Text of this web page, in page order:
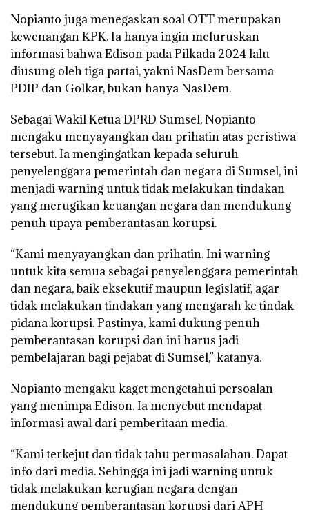
Nopianto juga menegaskan soal OTT merupakan
kewenangan KPK. Ia hanya ingin meluruskan
informasi bahwa Edison pada Pilkada 2024 lalu
diusung oleh tiga partai, yakni NasDem bersama
PDIP dan Golkar, bukan hanya NasDem.
Sebagai Wakil Ketua DPRD Sumsel, Nopianto
mengaku menyayangkan dan prihatin atas peristiwa
tersebut. Ia mengingatkan kepada seluruh
penyelenggara pemerintah dan negara di Sumsel, ini
menjadi warning untuk tidak melakukan tindakan
yang merugikan keuangan negara dan mendukung
penuh upaya pemberantasan korupsi.
“Kami menyayangkan dan prihatin. Ini warning
untuk kita semua sebagai penyelenggara pemerintah
dan negara, baik eksekutif maupun legislatif, agar
tidak melakukan tindakan yang mengarah ke tindak
pidana korupsi. Pastinya, kami dukung penuh
pemberantasan korupsi dan ini harus jadi
pembelajaran bagi pejabat di Sumsel,” katanya.
Nopianto mengaku kaget mengetahui persoalan
yang menimpa Edison. Ia menyebut mendapat
informasi awal dari pemberitaan media.
“Kami terkejut dan tidak tahu permasalahan. Dapat
info dari media. Sehingga ini jadi warning untuk
tidak melakukan kerugian negara dengan
mendukung pemberantasan korupsi dari APH